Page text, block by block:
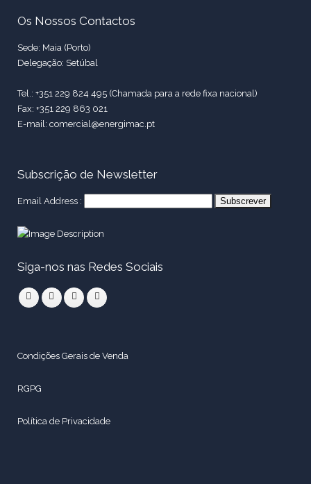
Os Nossos Contactos
Sede: Maia (Porto)
Delegação: Setúbal
Tel.: +351 229 824 495 (Chamada para a rede fixa nacional)
Fax: +351 229 863 021
E-mail: comercial@energimac.pt
Subscrição de Newsletter
Email Address :
Siga-nos nas Redes Sociais
Condições Gerais de Venda
RGPG
Política de Privacidade